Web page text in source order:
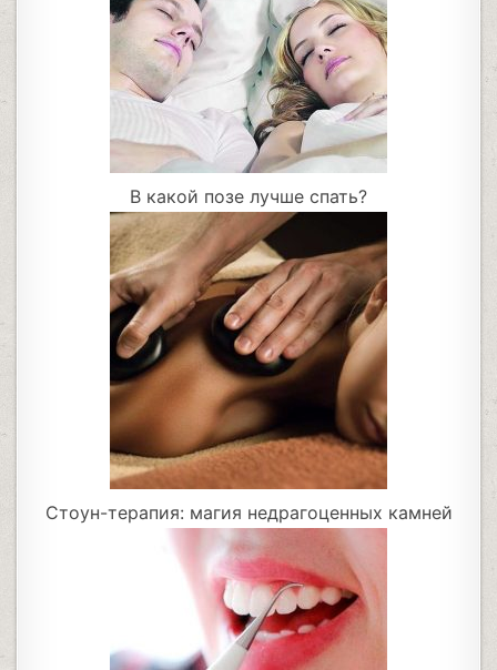
В какой позе лучше спать?
Стоун-терапия: магия недрагоценных камней